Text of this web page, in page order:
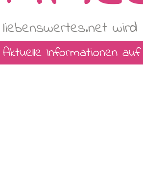
liebenswertes.net
Aktuelle Informationen